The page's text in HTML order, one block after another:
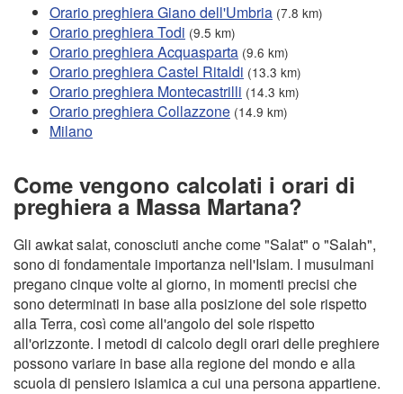
Orario preghiera Giano dell'Umbria (7.8 km)
Orario preghiera Todi (9.5 km)
Orario preghiera Acquasparta (9.6 km)
Orario preghiera Castel Ritaldi (13.3 km)
Orario preghiera Montecastrilli (14.3 km)
Orario preghiera Collazzone (14.9 km)
Milano
Come vengono calcolati i orari di
preghiera a Massa Martana?
Gli awkat salat, conosciuti anche come "Salat" o "Salah",
sono di fondamentale importanza nell'Islam. I musulmani
pregano cinque volte al giorno, in momenti precisi che
sono determinati in base alla posizione del sole rispetto
alla Terra, così come all'angolo del sole rispetto
all'orizzonte. I metodi di calcolo degli orari delle preghiere
possono variare in base alla regione del mondo e alla
scuola di pensiero islamica a cui una persona appartiene.